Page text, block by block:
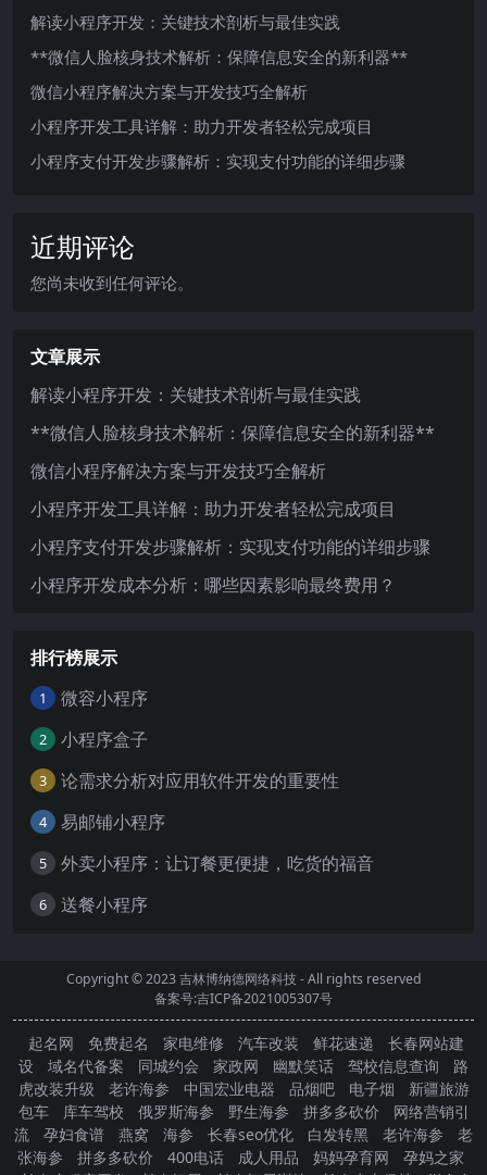
解读小程序开发：关键技术剖析与最佳实践
**微信人脸核身技术解析：保障信息安全的新利器**
微信小程序解决方案与开发技巧全解析
小程序开发工具详解：助力开发者轻松完成项目
小程序支付开发步骤解析：实现支付功能的详细步骤
近期评论
您尚未收到任何评论。
文章展示
解读小程序开发：关键技术剖析与最佳实践
**微信人脸核身技术解析：保障信息安全的新利器**
微信小程序解决方案与开发技巧全解析
小程序开发工具详解：助力开发者轻松完成项目
小程序支付开发步骤解析：实现支付功能的详细步骤
小程序开发成本分析：哪些因素影响最终费用？
排行榜展示
1 微容小程序
2 小程序盒子
3 论需求分析对应用软件开发的重要性
4 易邮铺小程序
5 外卖小程序：让订餐更便捷，吃货的福音
6 送餐小程序
Copyright © 2023吉林博纳德网络科技- All rights reserved
备案号:吉ICP备2021005307号
起名网 免费起名 家电维修 汽车改装 鲜花速递
长春网站建
设
域名代备案 同城约会 家政网 幽默笑话 驾校信息查询
路
虎改装升级
老许海参 中国宏业电器 品烟吧 电子烟
新疆旅游
包车
库车驾校 俄罗斯海参 野生海参 拼多多砍价
网络营销引
流
孕妇食谱 燕窝 海参 长春seo优化 白发转黑 老许海参
老
张海参
拼多多砍价 400电话 成人用品 妈妈孕育网
孕妈之家